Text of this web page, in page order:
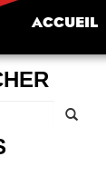
ACCUEIL